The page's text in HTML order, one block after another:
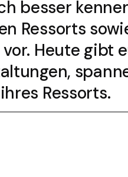
besser
Ressorts
Heute gibt
Ressorts.